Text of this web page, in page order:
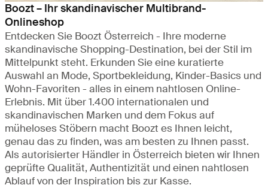
Boozt – Ihr skandinavischer Multibrand-
Onlineshop
Entdecken Sie Boozt Österreich - Ihre moderne
skandinavische Shopping-Destination, bei der Stil im
Mittelpunkt steht. Erkunden Sie eine kuratierte
Auswahl an Mode, Sportbekleidung, Kinder-Basics und
Wohn-Favoriten - alles in einem nahtlosen Online-
Erlebnis. Mit über 1.400 internationalen und
skandinavischen Marken und dem Fokus auf
müheloses Stöbern macht Boozt es Ihnen leicht,
genau das zu finden, was am besten zu Ihnen passt.
Als autorisierter Händler in Österreich bieten wir Ihnen
geprüfte Qualität, Authentizität und einen nahtlosen
Ablauf von der Inspiration bis zur Kasse.